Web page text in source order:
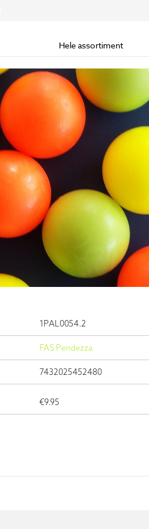
Hele assortiment
1PAL0054.2
FAS Pendezza
7432025452480
€9.95